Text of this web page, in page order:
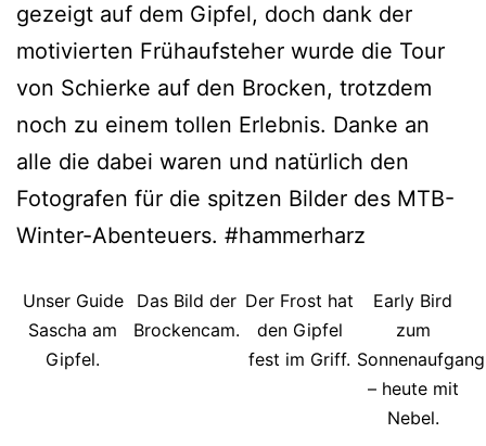
gezeigt auf dem Gipfel, doch dank der
motivierten Frühaufsteher wurde die Tour
von Schierke auf den Brocken, trotzdem
noch zu einem tollen Erlebnis. Danke an
alle die dabei waren und natürlich den
Fotografen für die spitzen Bilder des MTB-
Winter-Abenteuers. #hammerharz
Unser Guide
Sascha am
Gipfel.
Das Bild der
Brockencam.
Der Frost hat
den Gipfel
fest im Griff.
Early Bird
zum
Sonnenaufgang
– heute mit
Nebel.